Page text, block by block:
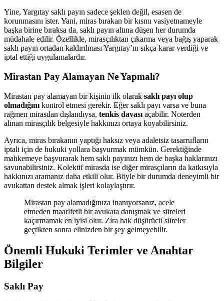
Yine, Yargıtay saklı payın sadece şeklen değil, esasen de
korunmasını ister. Yani, miras bırakan bir kısmı vasiyetnameyle
başka birine bıraksa da, saklı payın altına düşen her durumda
müdahale edilir. Özellikle, mirasçılıktan çıkarma veya bağış yaparak
saklı payın ortadan kaldırılması Yargıtay’ın sıkça karar verdiği ve
iptal ettiği uygulamalardır.
Mirastan Pay Alamayan Ne Yapmalı?
Mirastan pay alamayan bir kişinin ilk olarak saklı payı olup
olmadığını kontrol etmesi gerekir. Eğer saklı payı varsa ve buna
rağmen mirasdan dışlandıysa, tenkis davası açabilir. Noterden
alınan mirasçılık belgesiyle hakkınızı ortaya koyabilirsiniz.
Ayrıca, miras bırakanın yaptığı haksız veya adaletsiz tasarrufların
iptali için de hukuki yollara başvurmak mümkün. Gerektiğinde
mahkemeye başvurarak hem saklı payınızı hem de başka haklarınızı
savunabilirsiniz. Kolektif mirasda ise diğer mirasçıların da katkısıyla
hakkınızı aramanız daha etkili olur. Böyle bir durumda deneyimli bir
avukattan destek almak işleri kolaylaştırır.
Mirastan pay alamadığınıza inanıyorsanız, acele
etmeden maarifetli bir avukata danışmak ve süreleri
kaçırmamak en iyisi olur. Zira hak düşürücü süreler
geçtikten sonra elinizden bir şey gelmeyebilir.
Önemli Hukuki Terimler ve Anahtar
Bilgiler
Saklı Pay